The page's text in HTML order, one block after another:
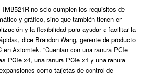
IMB521R no solo cumplen los requisitos de
y gráfico, sino que también tienen en
y la flexibilidad para ayudar a facilitar la
dice Brandon Wang, gerente de producto
en Axiomtek. “Cuentan con una ranura PCIe
PCIe x4, una ranura PCIe x1 y una ranura
como tarjetas de control de